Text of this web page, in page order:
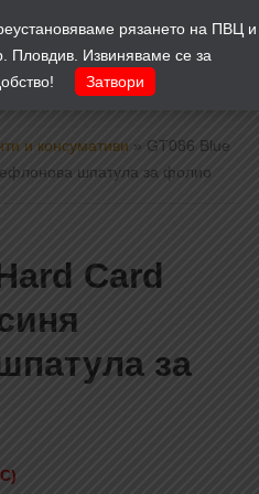
и консумативи » GT086 Blue
шпатула за фолио
Card
за
рязането на ПВЦ и
Пловдив. Извиняваме се за
Затвори